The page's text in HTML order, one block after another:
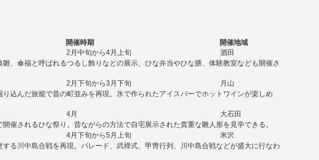
開催時期
開催地域
2月中旬から4月上旬
酒田
雛、傘福と呼ばれるつるし飾りなどの展示、ひな弁当やひな膳、体験教室なども開催さ
2月下旬から3月下旬
月山
り込んだ旅籠で昔の町並みを再現。氷で作られたアイスバーでホットワインが楽しめ
4月
大石田
催されるひな祭り。昔ながらの方法で自宅展示された貴重な雛人形を見学できる。
4月下旬から5月上旬
米沢
する川中島合戦を再現。パレード、武禘式、甲冑行列、川中島合戦などが盛大に行なわ